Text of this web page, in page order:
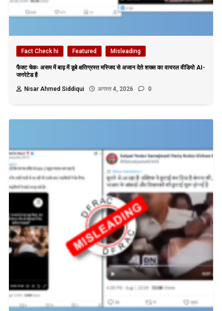
Fact Check hi Featured Misleading
फैक्ट चेकः असम में बाढ़ में डूबे क्षतिग्रस्त मस्जिद से अजान देते शख्स का वायरल वीडियो AI-
जनरेटेड है
Nisar Ahmed Siddiqui
अगस्त 4, 2026 0